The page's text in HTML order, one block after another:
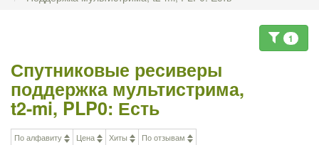
1
Спутниковые ресиверы
поддержка мультистрима,
t2-mi, PLP0: Есть
По алфавиту Цена Хиты По отзывам